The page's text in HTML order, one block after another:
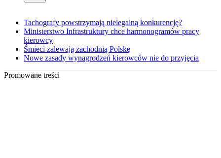
Tachografy powstrzymają nielegalną konkurencję?
Ministerstwo Infrastruktury chce harmonogramów pracy
kierowcy
Śmieci zalewają zachodnią Polskę
Nowe zasady wynagrodzeń kierowców nie do przyjęcia
Promowane treści